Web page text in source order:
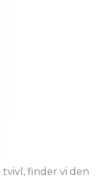
tvivl, finder vi den